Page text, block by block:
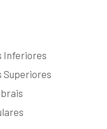
Inferiores
Superiores